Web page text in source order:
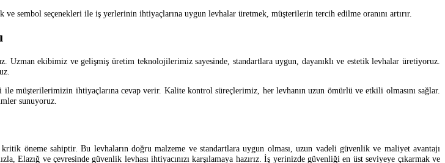
sembol seçenekleri ile iş yerlerinin ihtiyaçlarına uygun levhalar üretmek, müşterilerin tercih edilme oranını artırır.
ekibimiz ve gelişmiş üretim teknolojilerimiz sayesinde, standartlara uygun, dayanıklı ve estetik levhalar üretiyoruz.
müşterilerimizin ihtiyaçlarına cevap verir. Kalite kontrol süreçlerimiz, her levhanın uzun ömürlü ve etkili olmasını sağlar.
sunuyoruz.
öneme sahiptir. Bu levhaların doğru malzeme ve standartlara uygun olması, uzun vadeli güvenlik ve maliyet avantajı
ve çevresinde güvenlik levhası ihtiyacınızı karşılamaya hazırız. İş yerinizde güvenliği en üst seviyeye çıkarmak ve